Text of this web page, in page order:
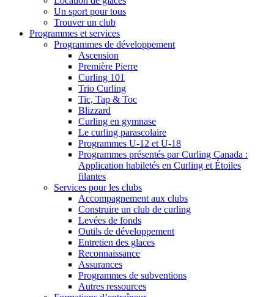
Un sport pour tous
Trouver un club
Programmes et services
Programmes de développement
Ascension
Première Pierre
Curling 101
Trio Curling
Tic, Tap & Toc
Blizzard
Curling en gymnase
Le curling parascolaire
Programmes U-12 et U-18
Programmes présentés par Curling Canada :
Application habiletés en Curling et Étoiles
filantes
Services pour les clubs
Accompagnement aux clubs
Construire un club de curling
Levées de fonds
Outils de développement
Entretien des glaces
Reconnaissance
Assurances
Programmes de subventions
Autres ressources